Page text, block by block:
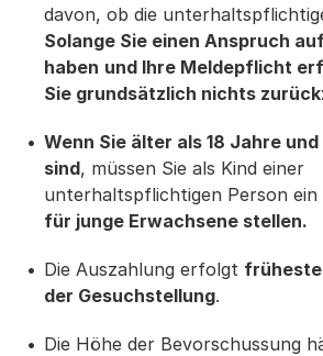
davon, ob die
Solange Sie einen Anspruch
haben und Ihre Meldepflicht
Sie grundsätzlich nichts
Wenn Sie älter als 18 Jahre
sind, müssen Sie als Kind einer
unterhaltspflichtigen Person ein
für junge Erwachsene stellen.
Die Auszahlung erfolgt
der Gesuchstellung.
Die Höhe der Bevorschussung